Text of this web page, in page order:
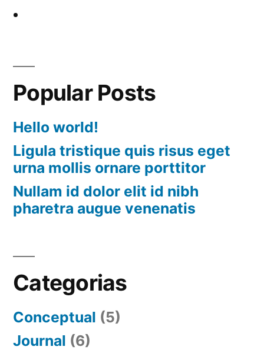
Popular Posts
Hello world!
Ligula tristique quis risus eget
urna mollis ornare porttitor
Nullam id dolor elit id nibh
pharetra augue venenatis
Categorias
Conceptual (5)
Journal (6)